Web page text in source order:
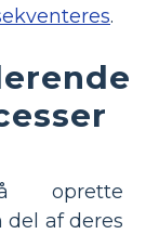
.
oprette
del af deres